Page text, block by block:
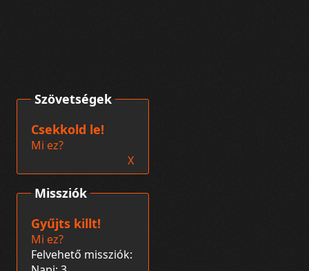
Missziók
Gyűjts killt!
Mi ez?
Felvehető missziók:
Szövetségek
Csekkold le!
Mi ez?
X